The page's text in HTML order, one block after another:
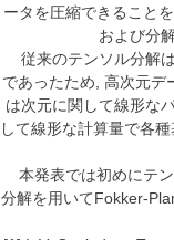
ータを圧縮できること
および分
従来のテンソル分解
であったため, 高次元デ
は次元に関して線形な
して線形な計算量で各
本発表では初めにテ
分解を用いてFokker-